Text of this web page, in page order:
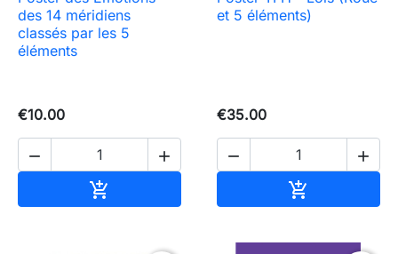
des 14 méridiens
classés par les 5
éléments
€10.00
 

et 5 éléments)
€35.00
 
